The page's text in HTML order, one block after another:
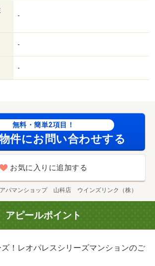
-
-
-
無料・簡単2項目！
件にお問い合わせする
お気に入りに追加する
アパマンショップ 山科店 ウインズリンク（株）
アピールポイント
！レオパレスシリーズマンションのご